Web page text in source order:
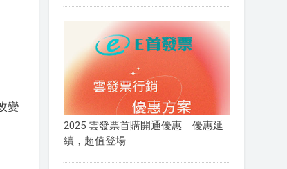
變
2025 雲發票首購開通優惠｜優惠延
續，超值登場